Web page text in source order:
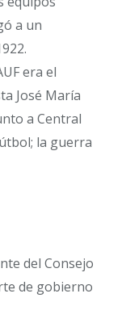
a un
era el
José María
a Central
la guerra
del Consejo
de gobierno